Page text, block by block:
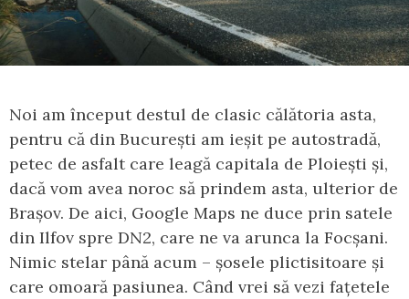
Noi am început destul de clasic călătoria asta,
pentru că din București am ieșit pe autostradă,
petec de asfalt care leagă capitala de Ploiești și,
dacă vom avea noroc să prindem asta, ulterior de
Brașov. De aici, Google Maps ne duce prin satele
din Ilfov spre DN2, care ne va arunca la Focșani.
Nimic stelar până acum – șosele plictisitoare și
care omoară pasiunea. Când vrei să vezi fațetele